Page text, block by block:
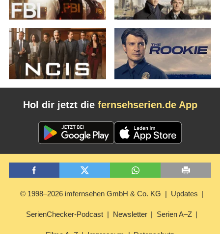
Hol dir jetzt die fernsehserien.de App
© 1998–2026 imfernsehen GmbH & Co. KG Updates
SerienChecker-Podcast Newsletter Serien A–Z